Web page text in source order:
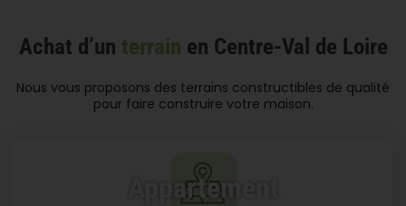
Appartement
Achat d’un terrain en Centre-Val de Loire
Nous vous proposons des terrains constructibles de qualité
pour faire construire votre maison.